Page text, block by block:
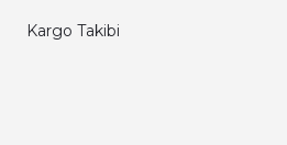
Kargo Takibi